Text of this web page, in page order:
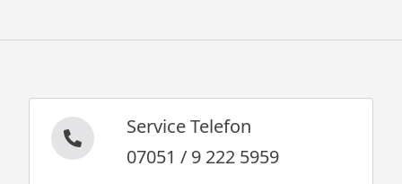
Service Telefon
07051 / 9 222 5959